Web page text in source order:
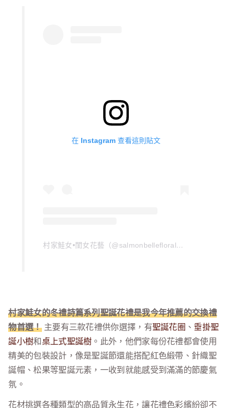
在 Instagram 查看這則貼文
村家鮭女•閨女花藝（@salmonbellefloral）分享的貼文
村家鮭女的冬禮詩篇系列聖誕花禮是我今年推薦的交換禮
物首選！主要有三款花禮供你選擇，有聖誕花圈 、 垂掛聖
誕小樹和桌上式聖誕樹 。此外，他們家每份花禮都會使用
精美的包裝設計，像是聖誕節還能搭配紅色緞帶、針織聖
誕帽、松果等聖誕元素，一收到就能感受到滿滿的節慶氣
氛。
花材挑選各種類型的高品質永生花，讓花禮色彩繽紛卻不